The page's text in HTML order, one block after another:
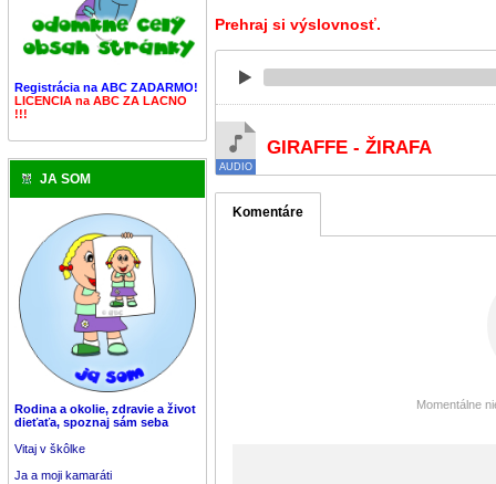
Registrácia na ABC ZADARMO!
LICENCIA na ABC ZA LACNO
!!!
JA SOM
Rodina a okolie, zdravie a život
dieťaťa, spoznaj sám seba
Vitaj v škôlke
Ja a moji kamaráti
Prehraj si výslovnosť.
GIRAFFE - ŽIRAFA
Komentáre
Momentálne